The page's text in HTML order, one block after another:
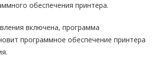
обеспечения принтера.
включена, программа
программное обеспечение принтера